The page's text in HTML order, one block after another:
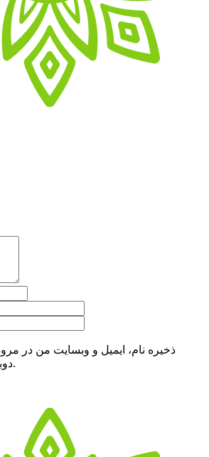
ذخیره نام، ایمیل و وبسایت من در
دوباره دیدگاهی می‌نویسم.